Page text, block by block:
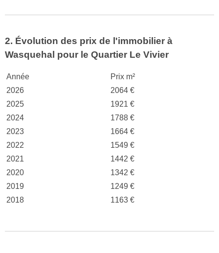
2. Évolution des prix de l'immobilier à
Wasquehal pour le Quartier Le Vivier
Année
Prix m²
2026
2064 €
2025
1921 €
2024
1788 €
2023
1664 €
2022
1549 €
2021
1442 €
2020
1342 €
2019
1249 €
2018
1163 €